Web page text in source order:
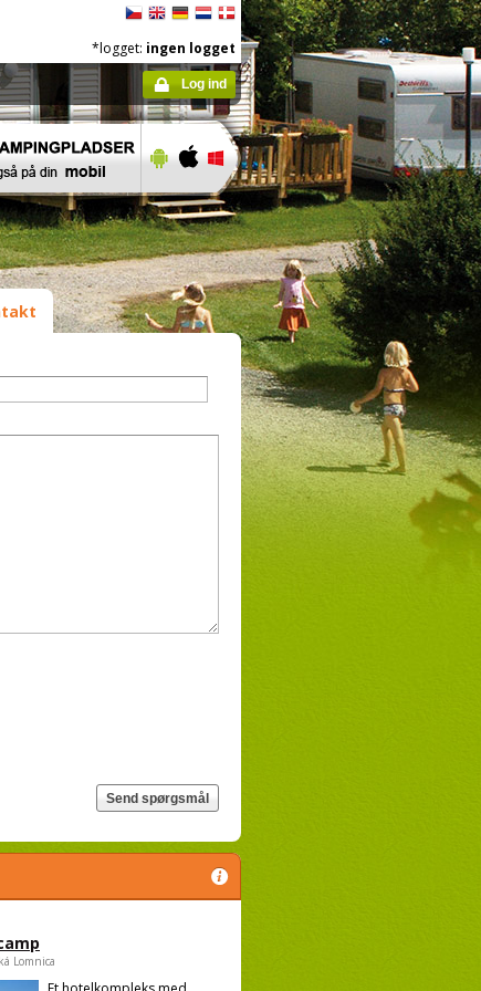
*logget: ingen logget
Log ind
Lomnica